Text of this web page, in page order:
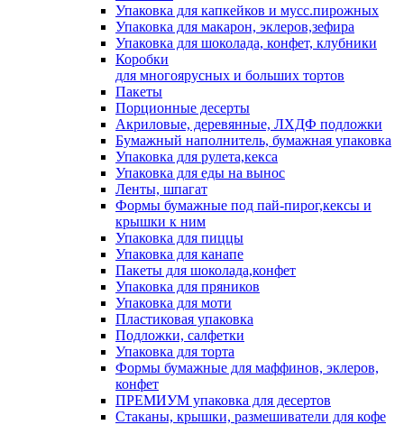
Упаковка для капкейков и мусс.пирожных
Упаковка для макарон, эклеров,зефира
Упаковка для шоколада, конфет, клубники
Коробки
для многоярусных и больших тортов
Пакеты
Порционные десерты
Акриловые, деревянные, ЛХДФ подложки
Бумажный наполнитель, бумажная упаковка
Упаковка для рулета,кекса
Упаковка для еды на вынос
Ленты, шпагат
Формы бумажные под пай-пирог,кексы и
крышки к ним
Упаковка для пиццы
Упаковка для канапе
Пакеты для шоколада,конфет
Упаковка для пряников
Упаковка для моти
Пластиковая упаковка
Подложки, салфетки
Упаковка для торта
Формы бумажные для маффинов, эклеров,
конфет
ПРЕМИУМ упаковка для десертов
Стаканы, крышки, размешиватели для кофе